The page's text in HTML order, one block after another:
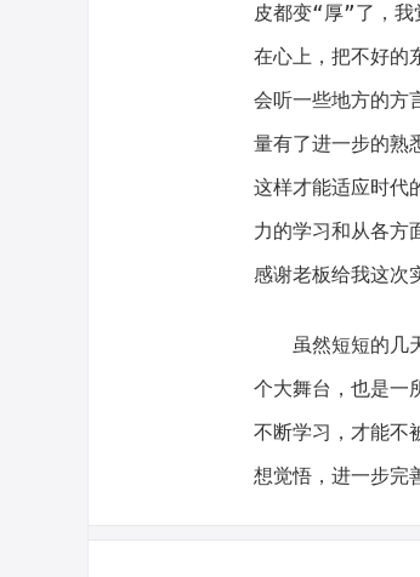
皮都变“厚”了，
在心上，把不好的
会听一些地方的方
量有了进一步的熟
这样才能适应时代
力的学习和从各方
感谢老板给我这次
虽然短短的几天
个大舞台，也是一
不断学习，才能不
想觉悟，进一步完